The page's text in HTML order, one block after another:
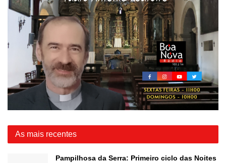
As mais recentes
Pampilhosa da Serra: Primeiro ciclo das Noites